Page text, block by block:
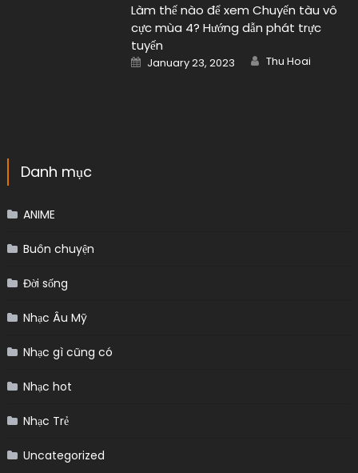
Làm thế nào để xem Chuyến tàu vô
cực mùa 4? Hướng dẫn phát trực
tuyến
Posted
on
January 23, 2023 Author
Thu Hoai
Danh mục
ANIME
Buôn chuyện
Đời sống
Nhạc Âu Mỹ
Nhạc gì cũng có
Nhạc hot
Nhạc Trẻ
Uncategorized